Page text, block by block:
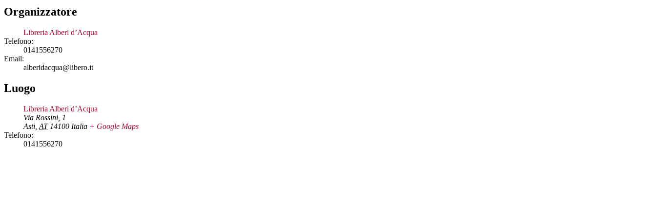
Organizzatore
Libreria Alberi d’Acqua
Telefono:
0141556270
Email:
alberidacqua@libero.it
Luogo
Libreria Alberi d’Acqua
Via Rossini, 1
Asti AT 14100 Italia + Google Maps
Telefono:
0141556270